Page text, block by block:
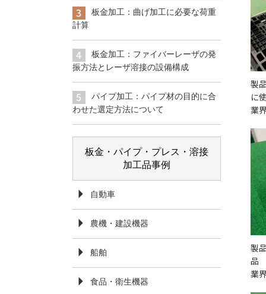
製
に
業
製
品
業
板金加工：曲げ加工に必要な荷重
計算
板金加工：ファイバーレーザの発
振方法とレーザ溶接の設備構成
パイプ加工：パイプ材の目的に合
わせた選定方法について
板金・パイプ・プレス・溶接
加工品事例
自動車
農機・建設機器
船舶
食品・衛生機器